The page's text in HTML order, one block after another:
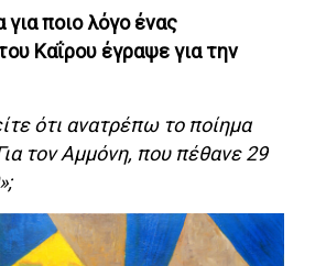
ποιο λόγο ένας
Καΐρου έγραψε για την
ότι ανατρέπω το ποίημα
τον Αμμόνη, που πέθανε 29